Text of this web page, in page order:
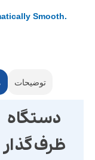
Smooth.
توضیحات
دستگاه
ظرف‌گذار